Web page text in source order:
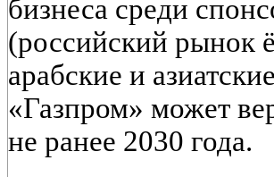
бизнеса среди
(российский рынок
арабские и
«Газпром» может
не ранее 2030 года.